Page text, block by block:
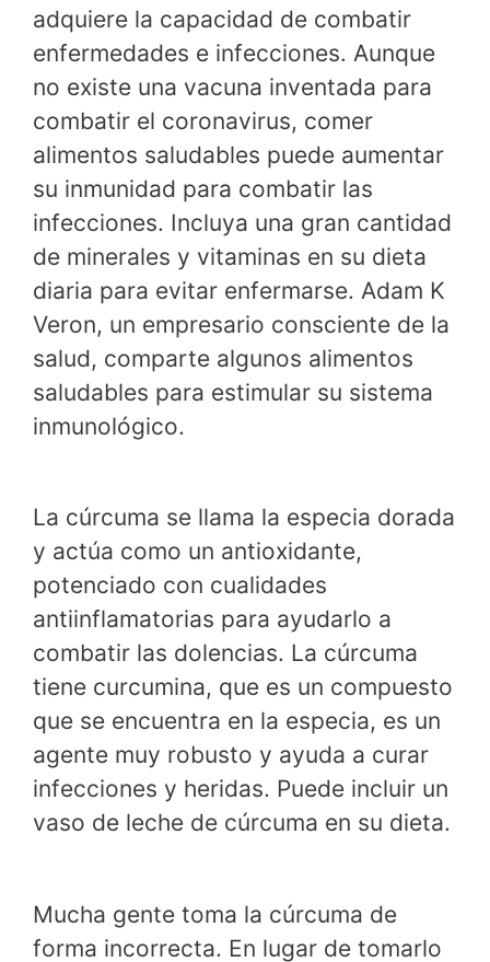
adquiere la capacidad de combatir
enfermedades e infecciones. Aunque
no existe una vacuna inventada para
combatir el coronavirus, comer
alimentos saludables puede aumentar
su inmunidad para combatir las
infecciones. Incluya una gran cantidad
de minerales y vitaminas en su dieta
diaria para evitar enfermarse. Adam K
Veron, un empresario consciente de la
salud, comparte algunos alimentos
saludables para estimular su sistema
inmunológico.
La cúrcuma se llama la especia dorada
y actúa como un antioxidante,
potenciado con cualidades
antiinflamatorias para ayudarlo a
combatir las dolencias. La cúrcuma
tiene curcumina, que es un compuesto
que se encuentra en la especia, es un
agente muy robusto y ayuda a curar
infecciones y heridas. Puede incluir un
vaso de leche de cúrcuma en su dieta.
Mucha gente toma la cúrcuma de
forma incorrecta. En lugar de tomarlo